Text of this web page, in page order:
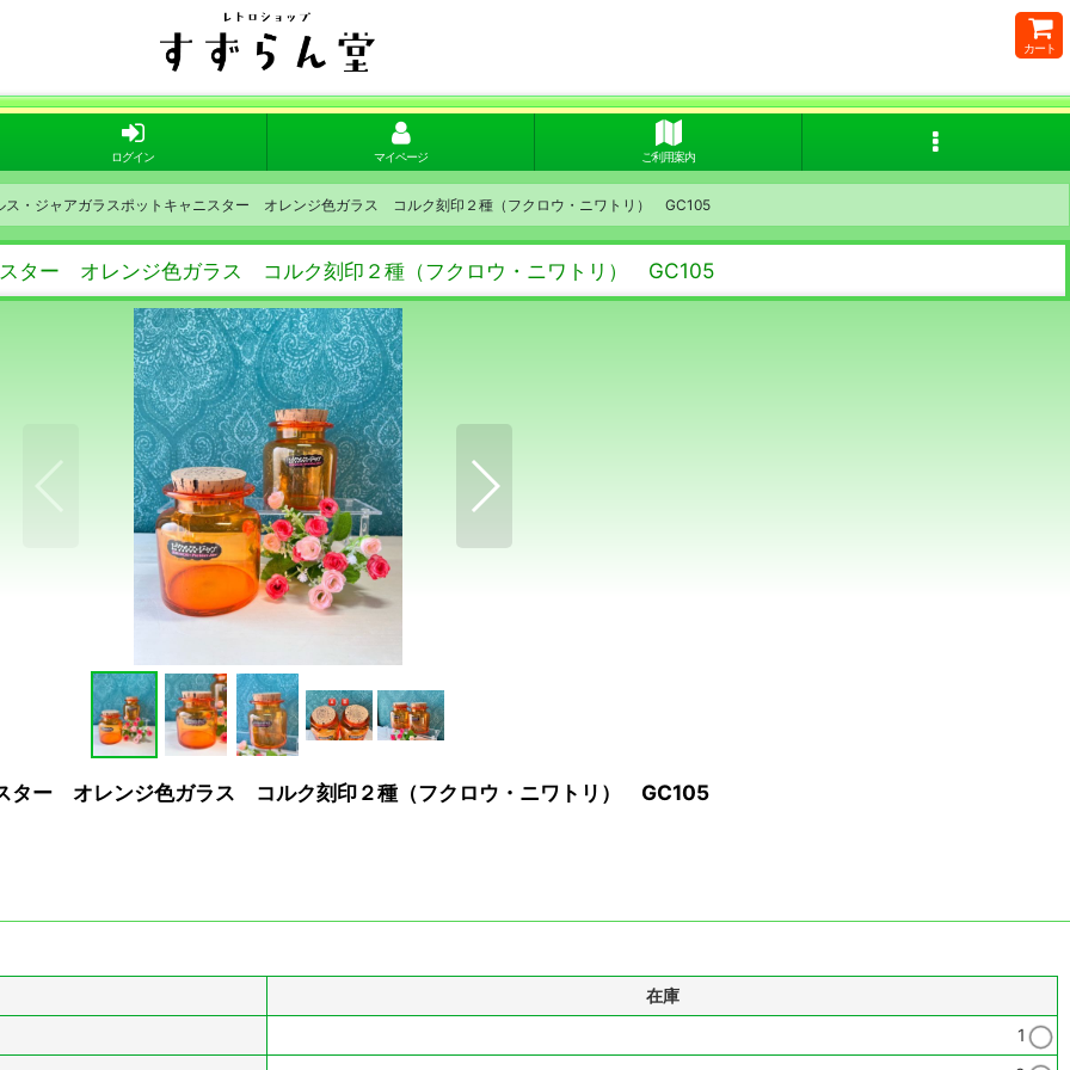
カート
ログイン マイページ ご利用案内
・ジャアガラスポットキャニスター オレンジ色ガラス コルク刻印２種（フクロウ・ニワトリ） GC105
ター オレンジ色ガラス コルク刻印２種（フクロウ・ニワトリ） GC105
ター オレンジ色ガラス コルク刻印２種（フクロウ・ニワトリ） GC105
在庫
1